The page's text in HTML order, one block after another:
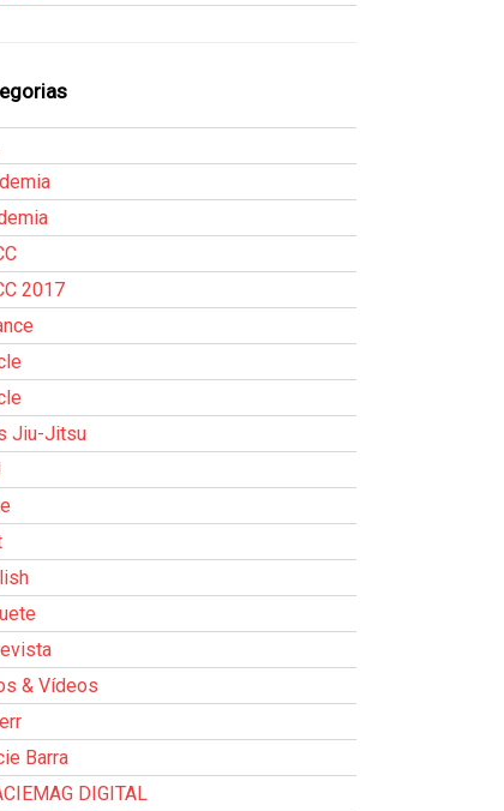
2017
Jiu-Jitsu
& Vídeos
Barra
DIGITAL